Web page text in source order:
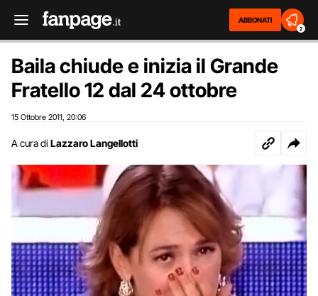
ABBONATI
2
Baila chiude e inizia il Grande
Fratello 12 dal 24 ottobre
15 Ottobre 2011 20:06
A cura di Lazzaro Langellotti